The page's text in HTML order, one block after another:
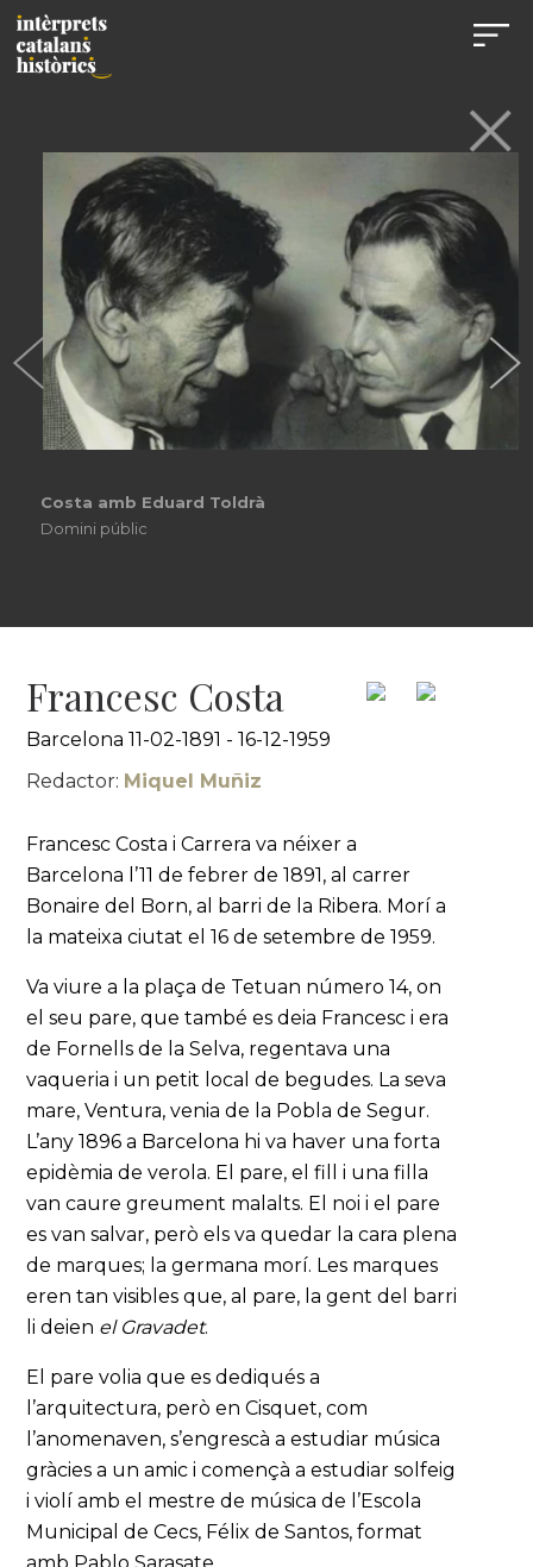
Costa amb Eduard Toldrà
Domini públic
Francesc Costa
Barcelona 11-02-1891 - 16-12-1959
Redactor: Miquel Muñiz
Francesc Costa i Carrera va néixer a
Barcelona l’11 de febrer de 1891, al carrer
Bonaire del Born, al barri de la Ribera. Morí a
la mateixa ciutat el 16 de setembre de 1959.
Va viure a la plaça de Tetuan número 14, on
el seu pare, que també es deia Francesc i era
de Fornells de la Selva, regentava una
vaqueria i un petit local de begudes. La seva
mare, Ventura, venia de la Pobla de Segur.
L’any 1896 a Barcelona hi va haver una forta
epidèmia de verola. El pare, el fill i una filla
van caure greument malalts. El noi i el pare
es van salvar, però els va quedar la cara plena
de marques; la germana morí. Les marques
eren tan visibles que, al pare, la gent del barri
li deien el Gravadet.
El pare volia que es dediqués a
l’arquitectura, però en Cisquet, com
l’anomenaven, s’engrescà a estudiar música
gràcies a un amic i començà a estudiar solfeig
i violí amb el mestre de música de l’Escola
Municipal de Cecs, Félix de Santos, format